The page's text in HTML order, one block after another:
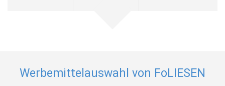
Werbemittelauswahl von FoLIESEN